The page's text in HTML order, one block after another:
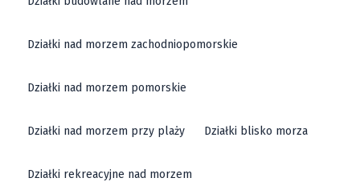
Działki nad morzem zachodniopomorskie
Działki nad morzem pomorskie
Działki nad morzem przy plaży Działki blisko morza
Działki rekreacyjne nad morzem